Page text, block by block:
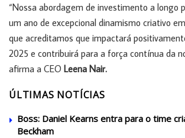
“Nossa abordagem de investimento a longo
um ano de excepcional dinamismo criativo
que acreditamos que impactará
2025 e contribuirá para a força contínua da
afirma a CEO Leena Nair.
ÚLTIMAS NOTÍCIAS
Boss: Daniel Kearns entra para o time
Beckham